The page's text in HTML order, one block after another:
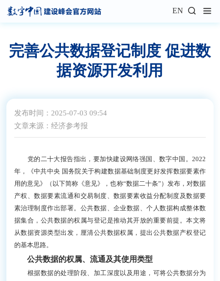
EN
完善公共数据登记制度 促进数
据资源开发利用
发布时间：2025-07-03 09:54
文章来源：经济参考报
党的二十大报告指出，要加快建设网络强国、数字中国。2022
年，《中共中央 国务院关于构建数据基础制度更好发挥数据要素作
用的意见》（以下简称《意见》，也称“数据二十条”）发布，对数据
产权、数据要素流通和交易制度、数据要素收益分配制度及数据要
素治理制度作出部署。公共数据、企业数据、个人数据构成整体数
据集合，公共数据的权属与登记是推动其开放的重要前提。本文将
从数据资源类型出发，厘清公共数据权属，提出公共数据产权登记
的基本思路。
公共数据的权属、流通及其使用类型
根据数据的处理阶段、加工深度以及用途，可将公共数据分为